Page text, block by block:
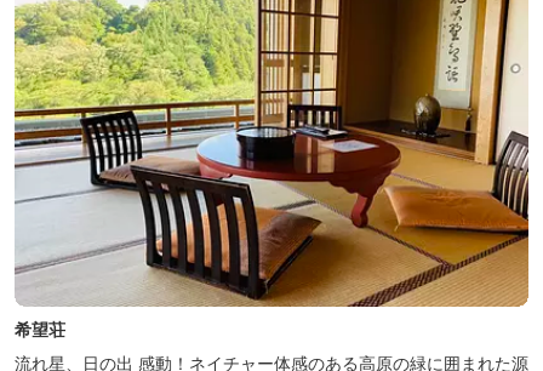
希望荘
流れ星、日の出 感動！ネイチャー体感のある高原の緑に囲まれた源